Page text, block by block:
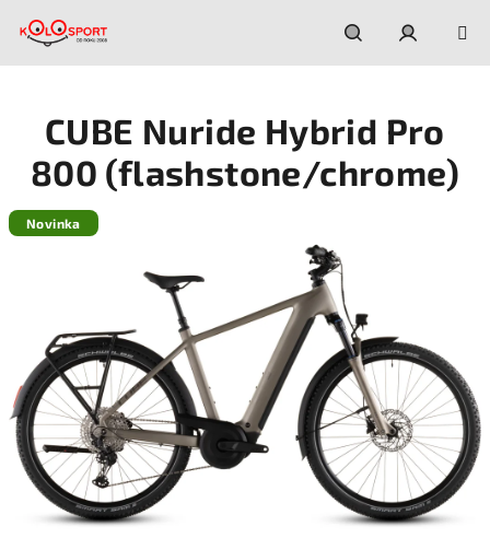
Hľadať
CUBE Nuride Hybrid Pro
800 (flashstone/chrome)
Novinka